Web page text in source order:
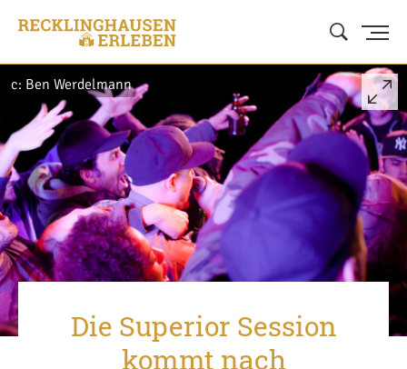
c: Ben Werdelmann
Die Superior Session
kommt nach